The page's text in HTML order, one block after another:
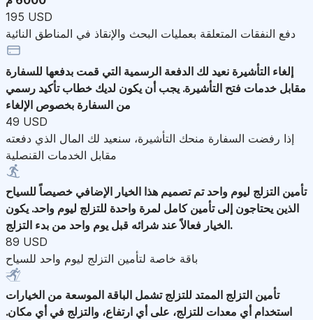
195 USD
دفع النفقات المتعلقة بعمليات البحث والإنقاذ في المناطق النائية
إلغاء التأشيرة نعيد لك الدفعة الرسمية التي قمت بدفعها للسفارة
مقابل خدمات فتح التأشيرة. يجب أن يكون لديك خطاب تأكيد رسمي
من السفارة بخصوص الإلغاء
49 USD
إذا رفضت السفارة منحك التأشيرة، سنعيد لك المال الذي دفعته
مقابل الخدمات القنصلية
تأمين التزلج ليوم واحد تم تصميم هذا الخيار الإضافي خصيصاً للسياح
الذين يحتاجون إلى تأمين كامل لمرة واحدة للتزلج ليوم واحد. يكون
الخيار فعالاً عند شرائه قبل يوم واحد من بدء التزلج.
89 USD
باقة خاصة لتأمين التزلج ليوم واحد للسياح
تأمين التزلج الممتد للتزلج تشمل الباقة الموسعة من الخيارات
استخدام أي معدات للتزلج، على أي ارتفاع، والتزلج في أي مكان.